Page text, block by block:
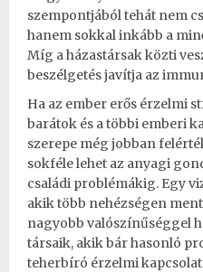
szempontjából tehát nem
hanem sokkal inkább a
Míg a házastársak közti
beszélgetés javítja az
Ha az ember erős érzelmi
barátok és a többi emberi
szerepe még jobban
sokféle lehet az anyagi
családi problémákig. Egy
akik több nehézségen
nagyobb valószínűséggel
társaik, akik bár hasonló
teherbíró érzelmi